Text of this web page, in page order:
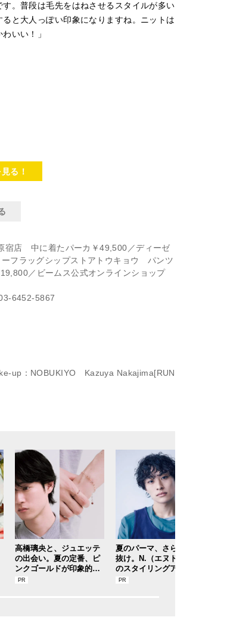
。普段は毛先をはねさせるスタイルが多い
と大人っぽい印象になりますね。ニットは
いい！」
る！
宿店 中に着たパーカ￥49,500／ディーゼ
フラッグシップストアトウキョウ パンツ
／ビームス公式オンラインショップ
6452-5867
up：NOBUKIYO Kazuya Nakajima[RUN
高橋璃央と、ジュエッテ
の出会い。夏の定番、ピ
ンクゴールドが印象的な“
SUMMER PINK”［meets
夏のパーマ、さらにあか
抜け。N.（エヌドット）
のスタイリングアイテム
で作る旬ヘアのテクニッ
度肝を
KEEN（
ールブラ
う”の『
が大天